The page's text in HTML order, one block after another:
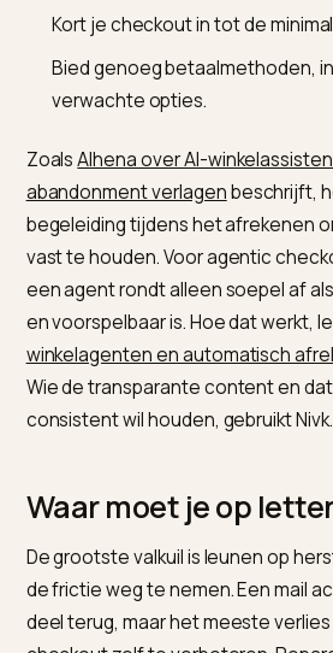
levertijd vooraf duidelijk, ook in
machineleesbaar maakt, lees je
Wat doe je deze
Toon verzendkosten,
vroeg mogelijk, niet pas in de
Bied een gast-checkout
accountaanmaak.
Bied genoeg
verwachte opties.
ZoalsAlhena over AI-
abandonment verlagen